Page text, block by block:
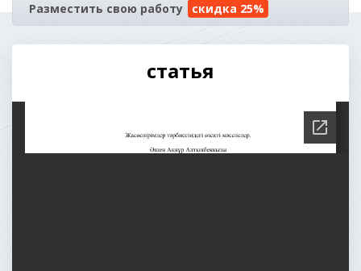
Разместить свою работу скидка 25%
статья